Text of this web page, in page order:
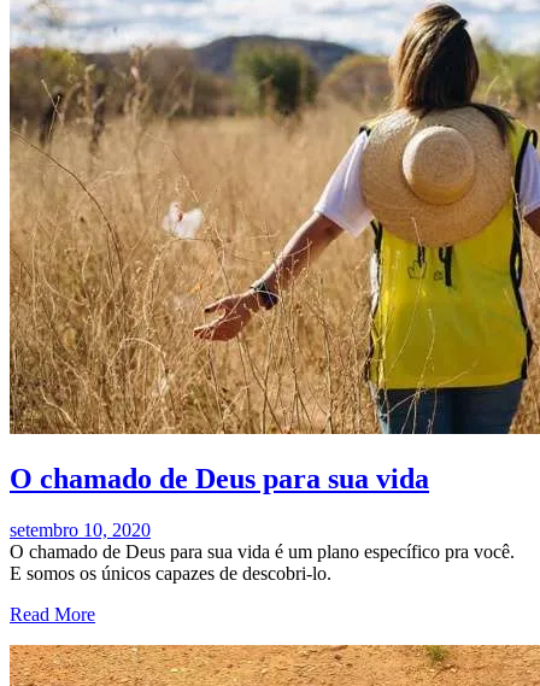
O chamado de Deus para sua vida
setembro 10, 2020
O chamado de Deus para sua vida é um plano específico pra você.
E somos os únicos capazes de descobri-lo.
Read More